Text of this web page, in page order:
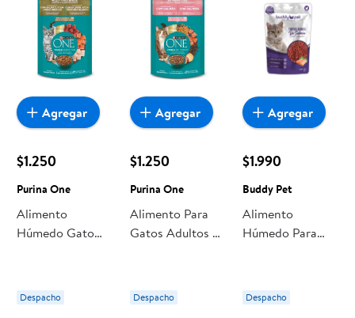
$1.250
Purina One
Alimento
Húmedo Gato
Pescado Blanco
Pouch 85 g
Despacho
Agregar
$1.250
Purina One
Alimento Para
Gatos Adultos Y
85 g Purina One
Despacho
Agregar
$1.990
Buddy Pet
Alimento
Húmedo Para
Salmón 65 g
Buddy Pet
Despacho
Agregar